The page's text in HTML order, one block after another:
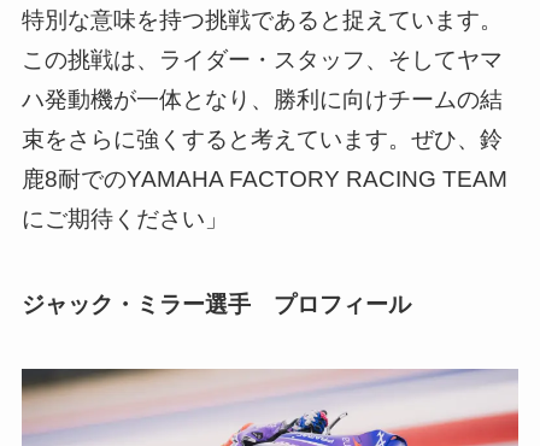
特別な意味を持つ挑戦であると捉えています。
この挑戦は、ライダー・スタッフ、そしてヤマ
ハ発動機が一体となり、勝利に向けチームの結
束をさらに強くすると考えています。ぜひ、鈴
鹿8耐でのYAMAHA FACTORY RACING TEAM
にご期待ください」
ジャック・ミラー選手 プロフィール